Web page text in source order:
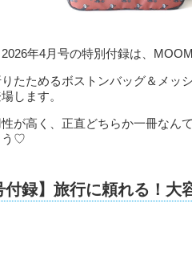
2026年4月号の特別付録は、
たためるボストンバッグ＆メッ
します。
が高く、正直どちらか一冊な
う♡
付録】旅行に頼れる！